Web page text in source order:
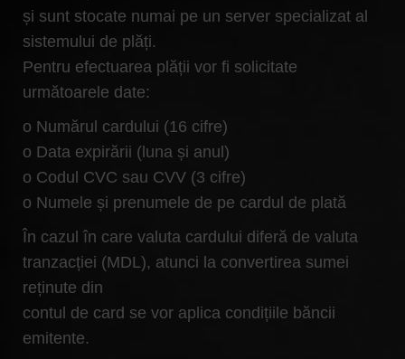
și sunt stocate numai pe un server specializat al
sistemului de plăți.
Pentru efectuarea plății vor fi solicitate
următoarele date:
o Numărul cardului (16 cifre)
o Data expirării (luna și anul)
o Codul CVC sau CVV (3 cifre)
o Numele și prenumele de pe cardul de plată
În cazul în care valuta cardului diferă de valuta
tranzacției (MDL), atunci la convertirea sumei
reținute din
contul de card se vor aplica condițiile băncii
emitente.